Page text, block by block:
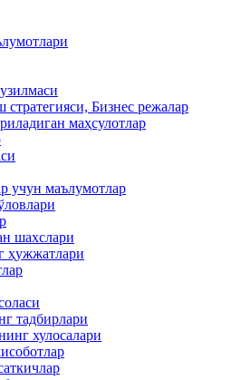
Бизнес режалар
маҳсулотлар
учун маълумотлар
шахслари
ҳужжатлари
тадбирлари
хулосалари